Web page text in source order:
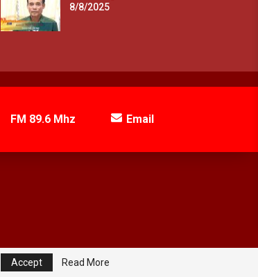
8/8/2025
FM 89.6 Mhz Email
Accept Read More